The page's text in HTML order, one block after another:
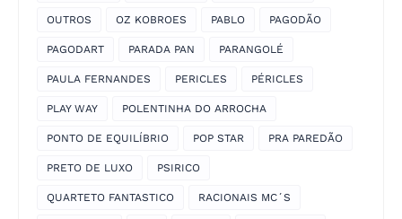
OUTROS OZ KOBROES PABLO PAGODÃO
PAGODART PARADA PAN PARANGOLÉ
PAULA FERNANDES PERICLES PÉRICLES
PLAY WAY POLENTINHA DO ARROCHA
PONTO DE EQUILÍBRIO POP STAR PRA PAREDÃO
PRETO DE LUXO PSIRICO
QUARTETO FANTASTICO RACIONAIS MC´S